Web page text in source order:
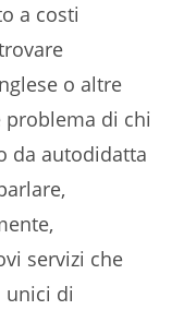
a costi
o altre
di chi
da autodidatta
servizi che
unici di